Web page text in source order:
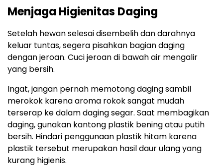
Menjaga Higienitas Daging
Setelah hewan selesai disembelih dan darahnya
keluar tuntas, segera pisahkan bagian daging
dengan jeroan. Cuci jeroan di bawah air mengalir
yang bersih.
Ingat, jangan pernah memotong daging sambil
merokok karena aroma rokok sangat mudah
terserap ke dalam daging segar. Saat membagikan
daging, gunakan kantong plastik bening atau putih
bersih. Hindari penggunaan plastik hitam karena
plastik tersebut merupakan hasil daur ulang yang
kurang higienis.